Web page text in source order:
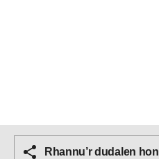
Rhannu’r dudalen hon